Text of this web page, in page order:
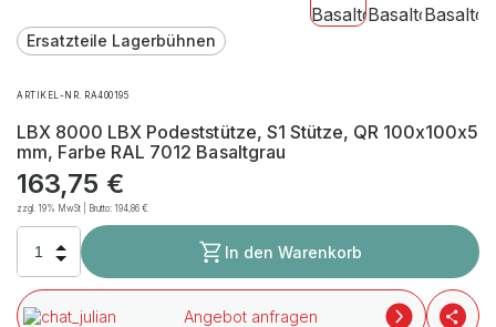
Ersatzteile Lagerbühnen
ARTIKEL-NR. RA400195
LBX 8000 LBX Podeststütze, S1 Stütze, QR 100x100x5
mm, Farbe RAL 7012 Basaltgrau
163,75 €
zzgl. 19% MwSt | Brutto:194,86€
In den Warenkorb
Angebot anfragen